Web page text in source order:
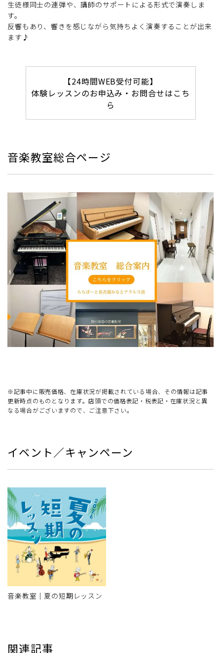
生徒様同士の連弾や、講師のサポートによる形式で演奏しま
す。
反響もあり、響きを感じながら気持ちよく演奏することが出来
ます♪
【24時間WEB受付可能】
体験レッスンのお申込み・お問合せはこち
ら
音楽教室総合ページ
※記事中に販売価格、在庫状況が掲載されている場合、その情報は記事
更新時点のものとなります。店頭での価格表記・税表記・在庫状況と異
なる場合がございますので、ご注意下さい。
イベント／キャンペーン
音楽教室｜夏の短期レッスン
関連記事